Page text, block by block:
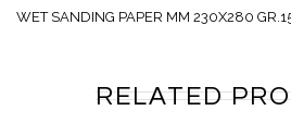
WET SANDING PAPER MM 230X280
RELATED